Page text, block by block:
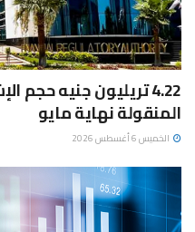
4.22 تريليون جنيه حجم
المنقولة نهاية مايو
الخميس 6 أغسطس 2026